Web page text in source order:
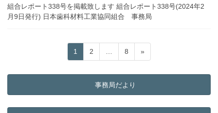
組合レポート338号を掲載致します 組合レポート338号(2024年2
月9日発行) 日本歯科材料工業協同組合 事務局
の
ペ
ー
固
定
ペ
ジ
1
固
定
ペ
ー
ジ
2
固
定
ペ
ー
ジ
8 »
事務局だより